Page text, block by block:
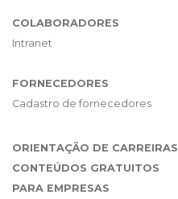
COLABORADORES
Intranet
FORNECEDORES
Cadastro de fornecedores
ORIENTAÇÃO DE CARREIRAS
CONTEÚDOS GRATUITOS
PARA EMPRESAS